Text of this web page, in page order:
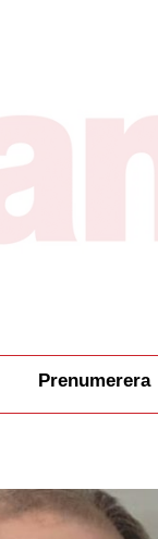
Prenumerera